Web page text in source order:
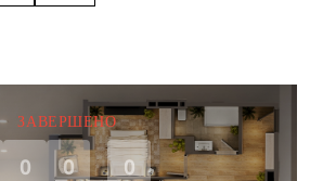
ЗАВЕРШЕНО
0 0 0